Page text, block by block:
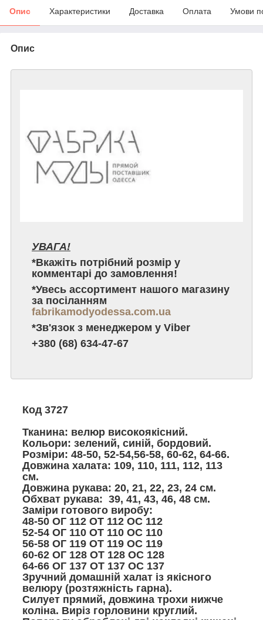
Опис Характеристики Доставка Оплата Умови
Опис
УВАГА!
*Вкажіть потрібний розмір у
комментарі до замовлення!
*Увесь ассортимент нашого магазину
за посіланням
fabrikamodyodessa.com.ua
*Зв'язок з менеджером у Viber
+380 (68) 634-47-67
Код 3727
Тканина: велюр високоякісний.
Кольори: зелений, синій, бордовий.
Розміри: 48-50, 52-54,56-58, 60-62, 64-66.
Довжина халата: 109, 110, 111, 112, 113
см.
Довжина рукава: 20, 21, 22, 23, 24 см.
Обхват рукава: 39, 41, 43, 46, 48 см.
Заміри готового виробу:
48-50 ОГ 112 ОТ 112 ОС 112
52-54 ОГ 110 ОТ 110 ОС 110
56-58 ОГ 119 ОТ 119 ОС 119
60-62 ОГ 128 ОТ 128 ОС 128
64-66 ОГ 137 ОТ 137 ОС 137
Зручний домашній халат із якісного
велюру (розтяжність гарна).
Силует прямий, довжина трохи нижче
коліна. Виріз горловини круглий.